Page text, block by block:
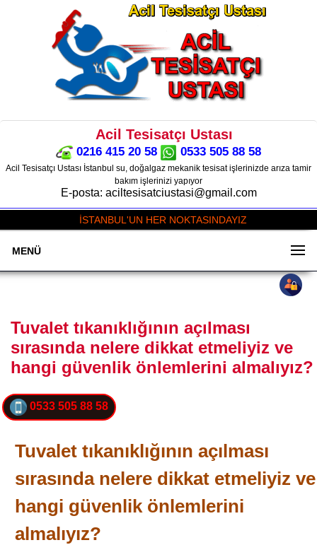
Acil Tesisatçı Ustası
0216 415 20 58 0533 505 88 58
Acil Tesisatçı Ustası İstanbul su, doğalgaz mekanik tesisat işlerinizde arıza tamir
bakım işlerinizi yapıyor
E-posta: aciltesisatciustasi@gmail.com
İSTANBUL'UN HER NOKTASINDAYIZ
MENÜ
Tuvalet tıkanıklığının açılması
sırasında nelere dikkat etmeliyiz ve
hangi güvenlik önlemlerini almalıyız?
0533 505 88 58
Tuvalet tıkanıklığının açılması
sırasında nelere dikkat etmeliyiz ve
hangi güvenlik önlemlerini
almalıyız?